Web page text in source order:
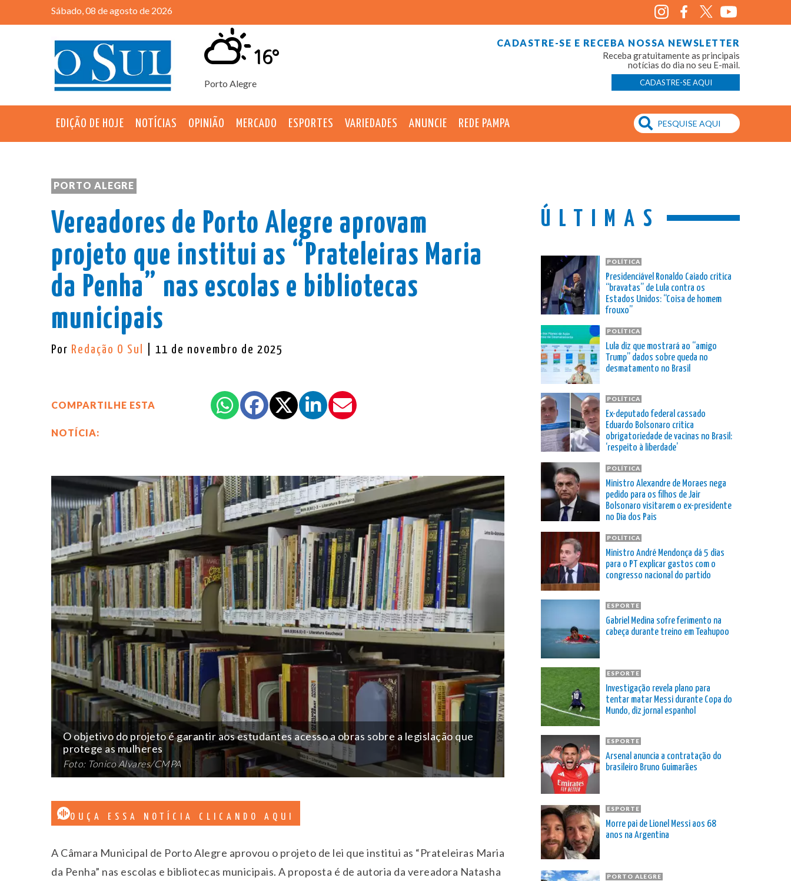
Sábado, 08 de agosto de 2026
Porto Alegre
16°
CADASTRE-SE E RECEBA NOSSA NEWSLETTER
Receba gratuitamente as principais
notícias do dia no seu E-mail.
CADASTRE-SE AQUI
EDIÇÃO DE HOJE NOTÍCIAS OPINIÃO MERCADO ESPORTES VARIEDADES ANUNCIE REDE PAMPA
PORTO ALEGRE
Vereadores de Porto Alegre aprovam
projeto que institui as “Prateleiras Maria
da Penha” nas escolas e bibliotecas
municipais
Por Redação O Sul | 11 de novembro de 2025
COMPARTILHE ESTA
NOTÍCIA:
O objetivo do projeto é garantir aos estudantes acesso a obras sobre a legislação que
protege as mulheres
Foto: Tonico Alvares/CMPA
OUÇA ESSA NOTÍCIA CLICANDO AQUI
A Câmara Municipal de Porto Alegre aprovou o projeto de lei que institui as “Prateleiras Maria
da Penha” nas escolas e bibliotecas municipais. A proposta é de autoria da vereadora Natasha
ÚLTIMAS
POLÍTICA
Presidenciável Ronaldo Caiado critica
“bravatas” de Lula contra os
Estados Unidos: “Coisa de homem
frouxo”
POLÍTICA
Lula diz que mostrará ao “amigo
Trump” dados sobre queda no
desmatamento no Brasil
POLÍTICA
Ex-deputado federal cassado
Eduardo Bolsonaro critica
obrigatoriedade de vacinas no Brasil:
‘respeito à liberdade’
POLÍTICA
Ministro Alexandre de Moraes nega
pedido para os filhos de Jair
Bolsonaro visitarem o ex-presidente
no Dia dos Pais
POLÍTICA
Ministro André Mendonça dá 5 dias
para o PT explicar gastos com o
congresso nacional do partido
ESPORTE
Gabriel Medina sofre ferimento na
cabeça durante treino em Teahupoo
ESPORTE
Investigação revela plano para
tentar matar Messi durante Copa do
Mundo, diz jornal espanhol
ESPORTE
Arsenal anuncia a contratação do
brasileiro Bruno Guimarães
ESPORTE
Morre pai de Lionel Messi aos 68
anos na Argentina
PORTO ALEGRE